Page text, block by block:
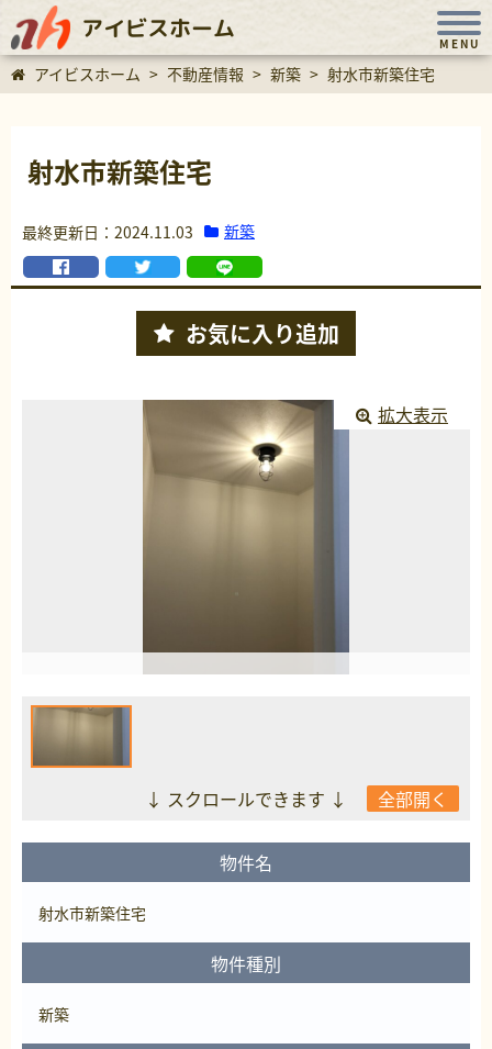
アイビスホーム
MENU
アイビスホーム > 不動産情報 > 新築 > 射水市新築住宅
射水市新築住宅
最終更新日：2024.11.03 新築
お気に入り追加
↓ スクロールできます ↓ 全部開く
拡大表示
物件名
射水市新築住宅
物件種別
新築